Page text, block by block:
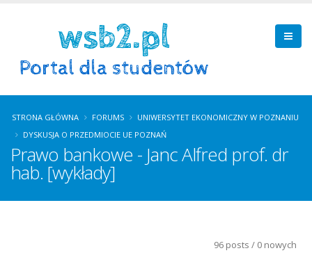
STRONA GŁÓWNA FORUMS
UNIWERSYTET EKONOMICZNY W POZNANIU
DYSKUSJA O PRZEDMIOCIE UE POZNAŃ
Prawo bankowe - Janc Alfred prof. dr
hab. [wykłady]
96 posts / 0 nowych